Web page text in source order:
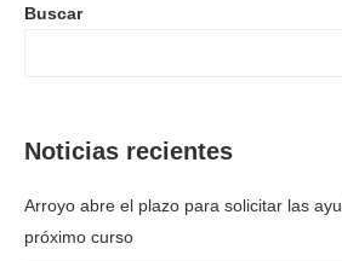
Buscar
Noticias recientes
Arroyo abre el plazo para solicitar las
próximo curso